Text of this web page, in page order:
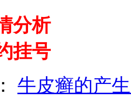
分析
挂号
牛皮癣的产